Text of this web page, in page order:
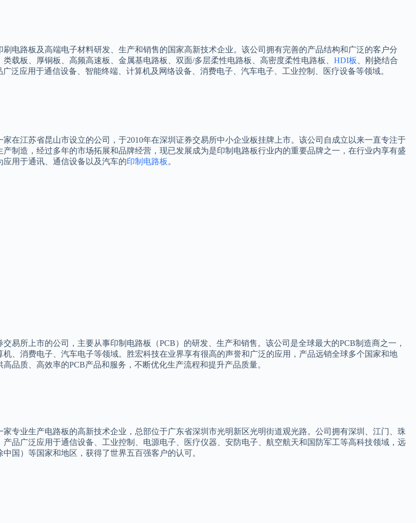
电路板及高端电子材料研发、生产和销售的国家高新技术企业。该公司拥有完善的产品结构和广泛的客户分
载板、厚铜板、高频高速板、金属基电路板、双面/多层柔性电路板、高密度柔性电路板、 HDI板 、刚挠结合
泛应用于通信设备、智能终端、计算机及网络设备、消费电子、汽车电子、工业控制、医疗设备等领域。
在江苏省昆山市设立的公司，于2010年在深圳证券交易所中小企业板挂牌上市。该公司自成立以来一直专注于
产制造，经过多年的市场拓展和品牌经营，现已发展成为是印制电路板行业内的重要品牌之一，在行业内享有盛
用于通讯、通信设备以及汽车的印制电路板 。
易所上市的公司，主要从事印制电路板（PCB）的研发、生产和销售。该公司是全球最大的PCB制造商之一，
机、消费电子、汽车电子等领域。胜宏科技在业界享有很高的声誉和广泛的应用，产品远销全球多个国家和地
品质、高效率的PCB产品和服务，不断优化生产流程和提升产品质量。
家专业生产电路板的高新技术企业，总部位于广东省深圳市光明新区光明街道观光路。公司拥有深圳、江门、珠
品广泛应用于通信设备、工业控制、电源电子、医疗仪器、安防电子、航空航天和国防军工等高科技领域，远
国）等国家和地区，获得了世界五百强客户的认可。